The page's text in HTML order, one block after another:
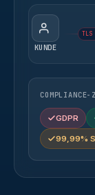
KUNDE
GDPR
99,99%